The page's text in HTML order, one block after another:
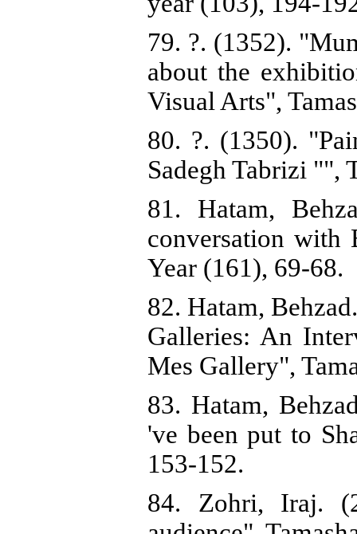
79. ?. (1352).
about the
Visual Arts",
80. ?. (1350).
Sadegh Tabrizi "",
81. Hatam,
conversation with
Year (161), 69-68.
82. Hatam,
Galleries: An
Mes Gallery",
83. Hatam,
've been put to
153-152.
84. Zohri, Iraj.